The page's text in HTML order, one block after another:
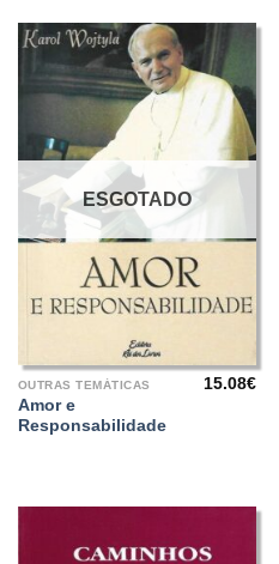
ESGOTADO
OUTRAS TEMÁTICAS
Amor e
Responsabilidade
15.08€